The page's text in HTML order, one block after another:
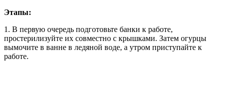
Этапы:
1. В первую очередь подготовьте банки к работе,
простерилизуйте их совместно с крышками. Затем огурцы
вымочите в ванне в ледяной воде, а утром приступайте к
работе.